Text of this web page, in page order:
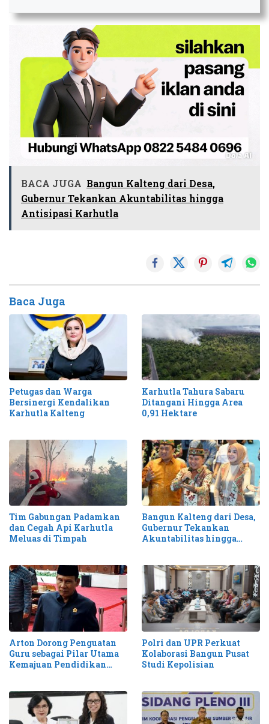
BACA JUGA Bangun Kalteng dari Desa,
Gubernur Tekankan Akuntabilitas hingga
Antisipasi Karhutla
Baca Juga
Petugas dan Warga
Bersinergi Kendalikan
Karhutla Kalteng
Karhutla Tahura Sabaru
Ditangani Hingga Area
0,91 Hektare
Tim Gabungan Padamkan
dan Cegah Api Karhutla
Meluas di Timpah
Bangun Kalteng dari Desa,
Gubernur Tekankan
Akuntabilitas hingga
Arton Dorong Penguatan
Guru sebagai Pilar Utama
Kemajuan Pendidikan
Polri dan UPR Perkuat
Kolaborasi Bangun Pusat
Studi Kepolisian